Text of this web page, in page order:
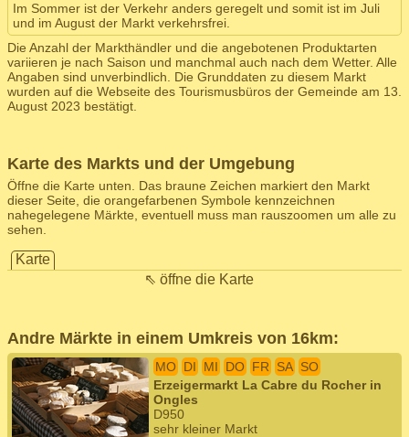
Im Sommer ist der Verkehr anders geregelt und somit ist im Juli
und im August der Markt verkehrsfrei.
Die Anzahl der Markthändler und die angebotenen Produktarten
variieren je nach Saison und manchmal auch nach dem Wetter. Alle
Angaben sind unverbindlich. Die Grunddaten zu diesem Markt
wurden auf die Webseite des Tourismusbüros der Gemeinde am 13.
August 2023 bestätigt.
Karte des Markts und der Umgebung
Öffne die Karte unten. Das braune Zeichen markiert den Markt
dieser Seite, die orangefarbenen Symbole kennzeichnen
nahegelegene Märkte, eventuell muss man rauszoomen um alle zu
sehen.
Karte
⇖ öffne die Karte
Andre Märkte in einem Umkreis von 16km:
MO DI MI DO FR SA SO
Erzeigermarkt La Cabre du Rocher in
Ongles
D950
sehr kleiner Markt